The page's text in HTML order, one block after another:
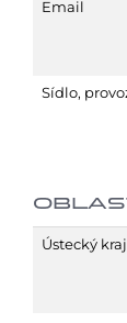
Email
Sídlo,
Ústecký kraj